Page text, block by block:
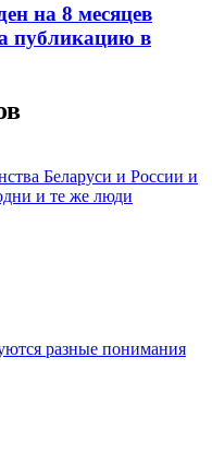
на 8 месяцев
публикацию в
Беларуси и России и
и те же люди
разные понимания